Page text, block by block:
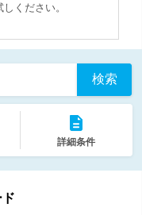
ください。
検索
詳細条件